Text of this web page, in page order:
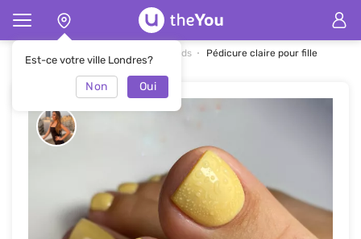
Est-ce votre ville Londres?
Non Oui
Page d'accueil Nail art pour les pieds Pédicure claire pour fille